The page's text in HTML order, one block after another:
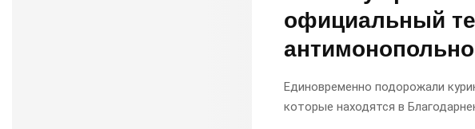
официальный
Единовременно подорожали
которые находятся в